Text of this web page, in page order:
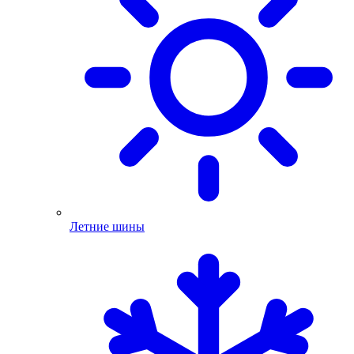
Летние шины